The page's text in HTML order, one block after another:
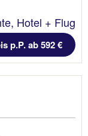
Hotel + Flug
p.P. ab 592 €